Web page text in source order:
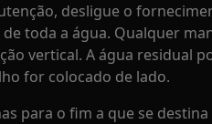
desligue o
toda a água. Qualquer
vertical. A água residual
for colocado de lado.
para o fim a que se destina